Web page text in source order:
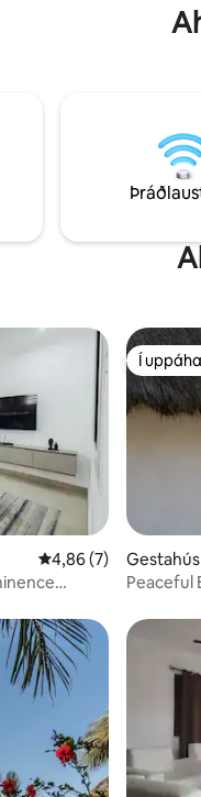
á
plássi til
HJÁ ÞÉR!
sem
ndum
ndum
ndum
ndum
4,86 af 5 í
4,86 (7)
Í
Í
Peaceful